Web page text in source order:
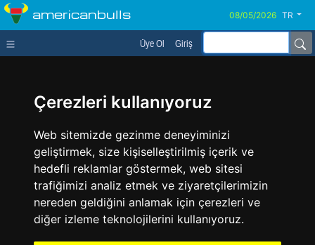
Çerezleri kullanıyoruz
Web sitemizde gezinme deneyiminizi
geliştirmek, size kişiselleştirilmiş içerik ve
hedefli reklamlar göstermek, web sitesi
trafiğimizi analiz etmek ve ziyaretçilerimizin
nereden geldiğini anlamak için çerezleri ve
diğer izleme teknolojilerini kullanıyoruz.
americanbulls TR
Üye Ol Giriş